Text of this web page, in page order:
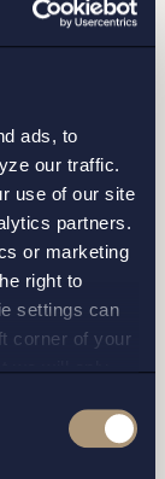
ads, to
our traffic.
use of our site
partners.
or marketing
right to
settings can
corner of your
we will only
and our